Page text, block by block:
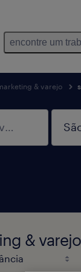
encontre um
& varejo
&